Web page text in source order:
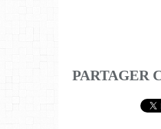
PARTAGER